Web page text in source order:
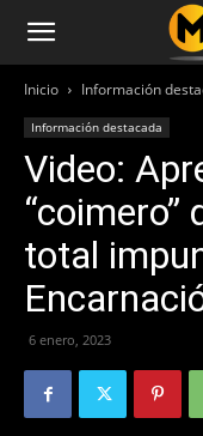
Inicio Información
Información destacada
Video:
“coimero”
total
6 enero, 2023